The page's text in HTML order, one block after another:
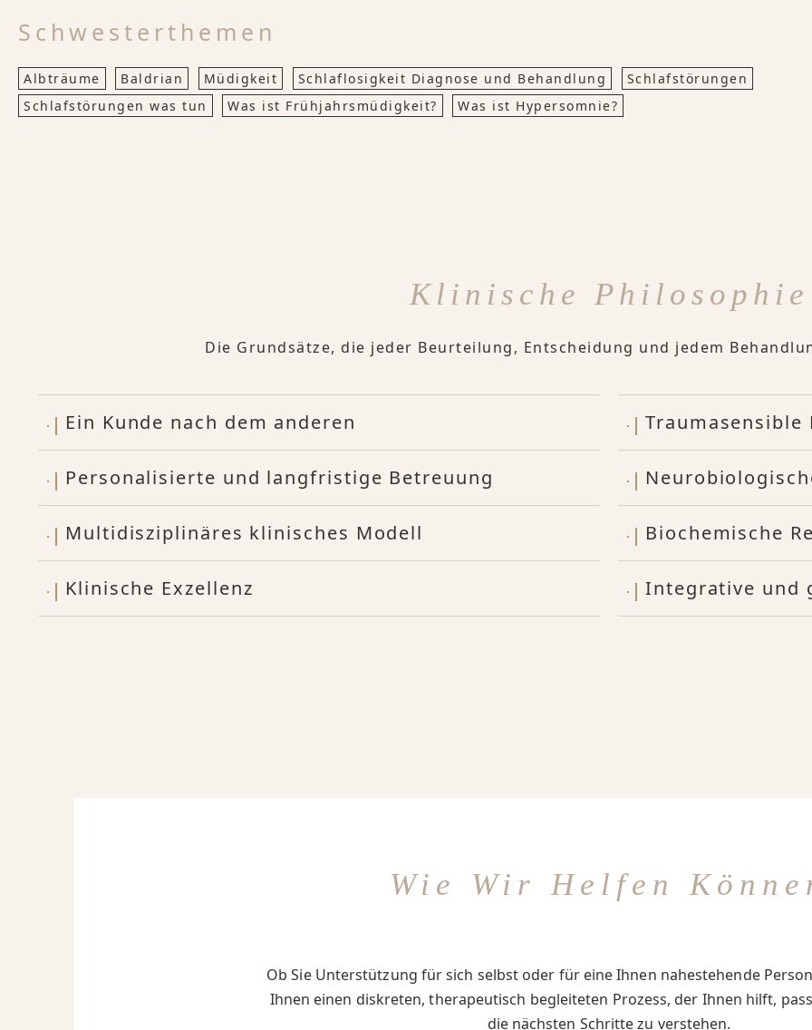
Schwesterthemen
Albträume Baldrian Müdigkeit Schlaflosigkeit Diagnose und Behandlung
Schlafstörungen
Schlafstörungen was tun
Was ist Frühjahrsmüdigkeit? Was ist Hypersomnie?
Klinische Philosophie
Die Grundsätze, die jeder Beurteilung, Entscheidung und jedem
Ein Kunde nach dem anderen
Personalisierte und langfristige Betreuung
Multidisziplinäres klinisches Modell
Klinische Exzellenz
Traumasensible
Biochemische
Integrative und
Wie Wir Helfen
Ob Sie Unterstützung für sich selbst oder für eine Ihnen nahestehende
Ihnen einen diskreten, therapeutisch begleiteten Prozess, der Ihnen hilft,
die nächsten Schritte zu verstehen.